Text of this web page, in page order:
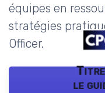
équipes en
stratégies
Officer.
le